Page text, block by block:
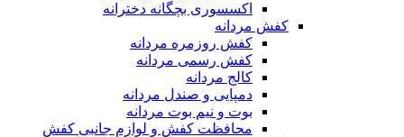
اکسسوری بچگانه دخترانه
کفش مردانه
کفش روزمره مردانه
کفش رسمی مردانه
کالج مردانه
دمپایی و صندل مردانه
بوت و نیم بوت مردانه
محافظت کفش و لوازم جانبی کفش